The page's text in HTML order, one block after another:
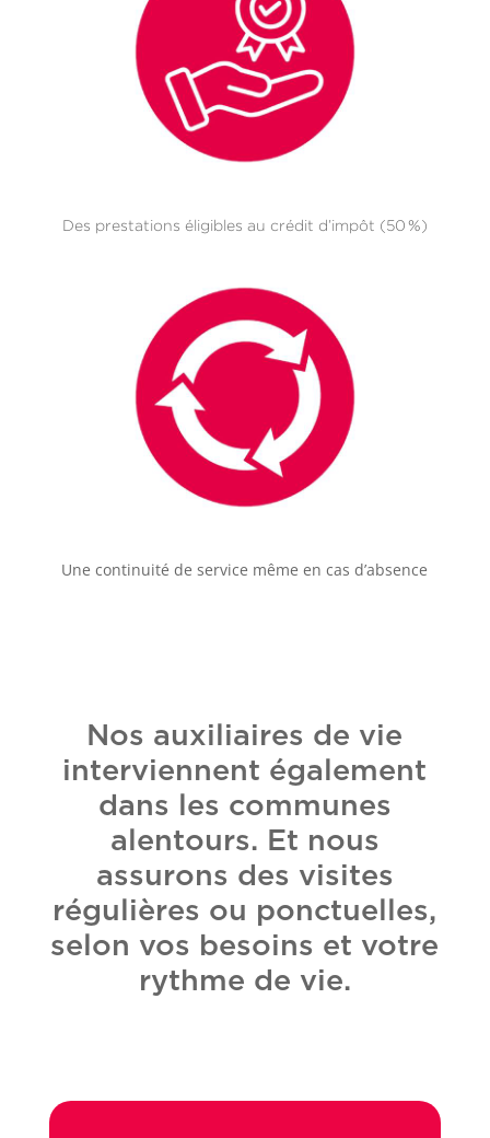
Des prestations éligibles au crédit d’impôt (50 %)
Une continuité de service même en cas d’absence
Nos auxiliaires de vie
interviennent également
dans les communes
alentours. Et nous
assurons des visites
régulières ou ponctuelles,
selon vos besoins et votre
rythme de vie.